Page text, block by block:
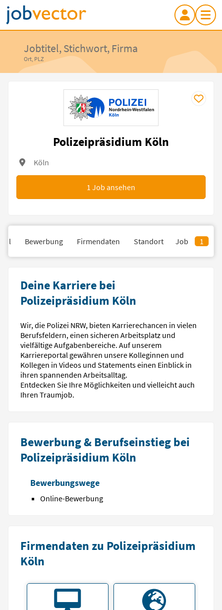
Jobtitel, Stichwort, Firma
Ort, PLZ
Polizeipräsidium Köln
Köln
1 Job ansehen
Bewerbung Firmendaten Standort Job 1
Deine Karriere bei
Polizeipräsidium Köln
Wir, die Polizei NRW, bieten Karrierechancen in vielen
Berufsfeldern, einen sicheren Arbeitsplatz und
vielfältige Aufgabenbereiche. Auf unserem
Karriereportal gewähren unsere Kolleginnen und
Kollegen in Videos und Statements einen Einblick in
ihren spannenden Arbeitsalltag.
Entdecken Sie Ihre Möglichkeiten und vielleicht auch
Ihren Traumjob.
Bewerbung & Berufseinstieg bei
Polizeipräsidium Köln
Bewerbungswege
Online-Bewerbung
Firmendaten zu Polizeipräsidium
Köln